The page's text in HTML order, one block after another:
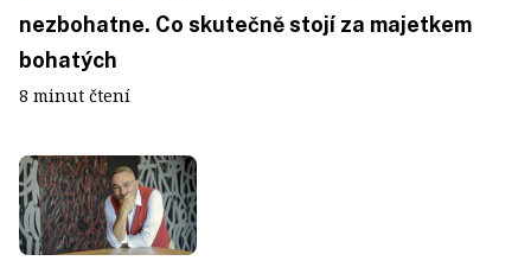
nezbohatne. Co skutečně stojí za majetkem
bohatých
8 minut čtení